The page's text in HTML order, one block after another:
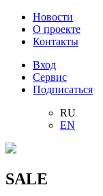
Новости
О проекте
Контакты
Вход
Сервис
Подписаться
RU
EN
SALE